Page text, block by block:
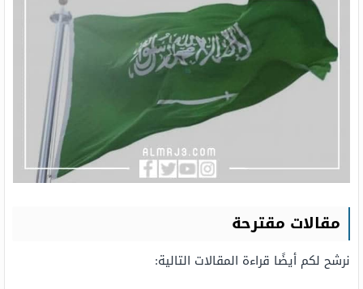
مقالات مقترحة
نرشح لكم أيضًا قراءة المقالات التالية: